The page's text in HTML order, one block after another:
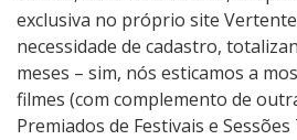
0
2
5
exclusiva no próprio site
necessidade de cadastro,
meses – sim, nós esticamos a
filmes (com complemento de
Premiados de Festivais e Sessões